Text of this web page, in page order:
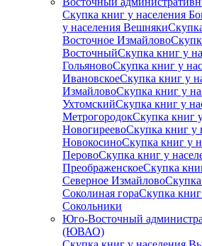
Скупка книг у населения
у населения Вешняки
Восточное Измайлово
ВосточныйСкупка книг у
ГольяновоСкупка книг у
ИвановскоеСкупка книг у
ИзмайловоСкупка книг у
УхтомскийСкупка книг у
МетрогородокСкупка книг
НовогиреевоСкупка книг у
НовокосиноСкупка книг у
ПеровоСкупка книг у
ПреображенскоеСкупка
Северное Измайлово
Соколиная гораСкупка
Сокольники
Юго-Восточный
(ЮВАО)